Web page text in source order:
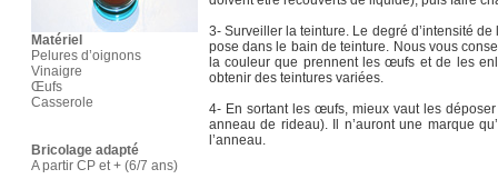
Matériel
Pelures d’oignons
Vinaigre
Œufs
Casserole
Bricolage adapté
A partir CP et + (6/7 ans)
3- Surveiller la teinture. Le degré d’intensité
pose dans le bain de teinture. Nous vous
la couleur que prennent les œufs et de les
obtenir des teintures variées.
4- En sortant les œufs, mieux vaut les
anneau de rideau). Il n’auront une marque
l’anneau.